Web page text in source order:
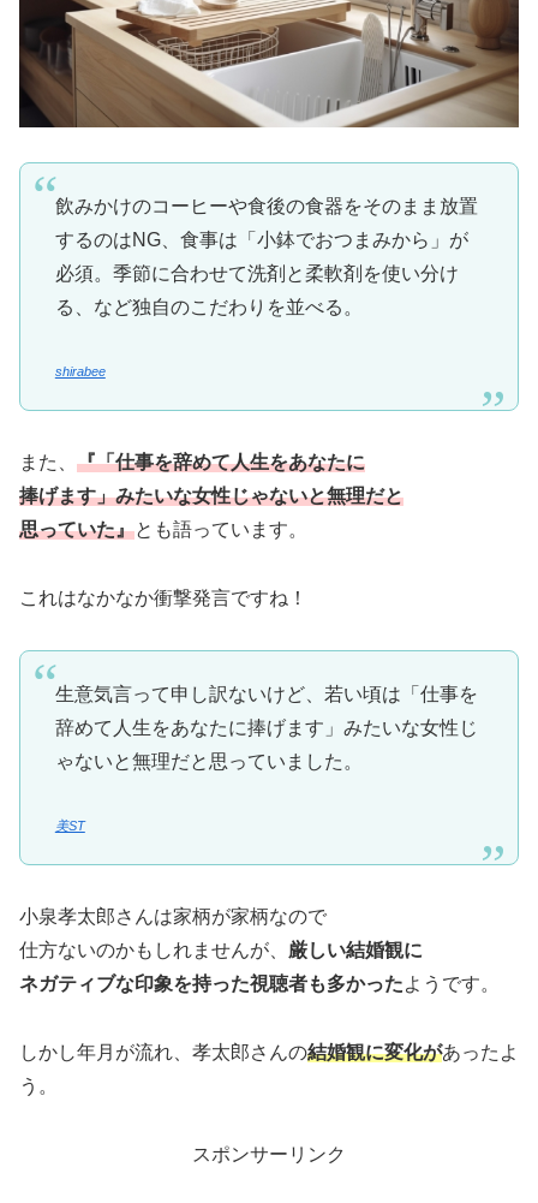
飲みかけのコーヒーや食後の食器をそのまま放置
するのはNG、食事は「小鉢でおつまみから」が
必須。季節に合わせて洗剤と柔軟剤を使い分け
る、など独自のこだわりを並べる。
shirabee
また、 『「仕事を辞めて人生をあなたに
捧げます」みたいな女性じゃないと無理だと
思っていた』とも語っています。
これはなかなか衝撃発言ですね！
生意気言って申し訳ないけど、若い頃は「仕事を
辞めて人生をあなたに捧げます」みたいな女性じ
ゃないと無理だと思っていました。
美ST
小泉孝太郎さんは家柄が家柄なので
仕方ないのかもしれませんが、 厳しい結婚観に
ネガティブな印象を持った視聴者も多かったようです。
しかし年月が流れ、孝太郎さんの結婚観に変化があったよ
う。
スポンサーリンク